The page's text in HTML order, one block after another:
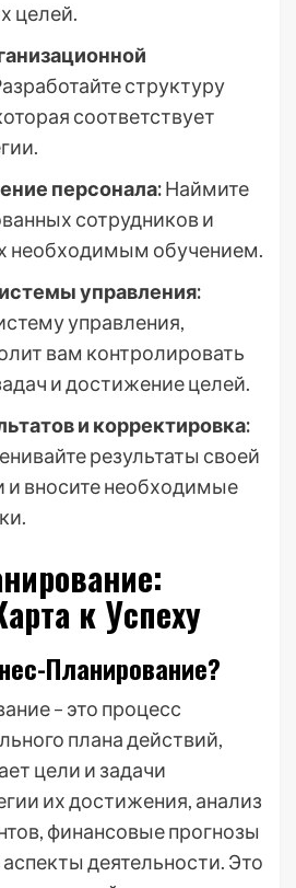
целей.
структуру
соответствует
персонала:Наймите
сотрудников и
необходимым обучением.
управления:
управления,
вам контролировать
и достижение целей.
и корректировка:
результаты своей
и вносите необходимые
к Успеху
Планирование?
– это процесс
плана действий,
цели и задачи
их достижения, анализ
финансовые прогнозы
деятельности. Это